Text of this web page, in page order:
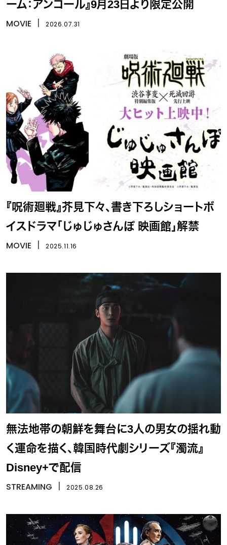
ーム：アンコール』9月23日より限定公開
MOVIE 2026.07.31
『呪術廻戦』芥見下々、書き下ろしショートボ
イスドラマ「じゅじゅさんぽ 映画館」解禁
MOVIE 2025.11.16
無法地帯の朝鮮を舞台に3人の男女の揺れ動
く運命を描く、韓国時代劇シリーズ『濁流』
Disney+で配信
STREAMING 2025.08.26